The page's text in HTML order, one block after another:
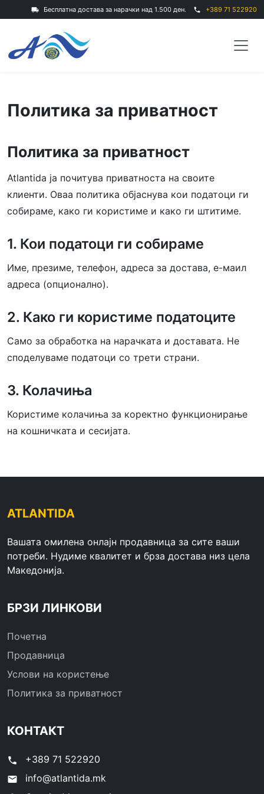
local_shipping Бесплатна достава за нарачки над 1.500 ден. phone +389 71 522920
Политика за приватност
Политика за приватност
Atlantida ја почитува приватноста на своите
клиенти. Оваа политика објаснува кои податоци ги
собираме, како ги користиме и како ги штитиме.
1. Кои податоци ги собираме
Име, презиме, телефон, адреса за достава, е-маил
адреса (опционално).
2. Како ги користиме податоците
Само за обработка на нарачката и доставата. Не
споделуваме податоци со трети страни.
3. Колачиња
Користиме колачиња за коректно функционирање
на кошничката и сесијата.
ATLANTIDA
Вашата омилена онлајн продавница за сите ваши
потреби. Нудиме квалитет и брза достава низ цела
Македонија.
БРЗИ ЛИНКОВИ
Почетна
Продавница
Услови на користење
Политика за приватност
КОНТАКТ
phone +389 71 522920
email info@atlantida.mk